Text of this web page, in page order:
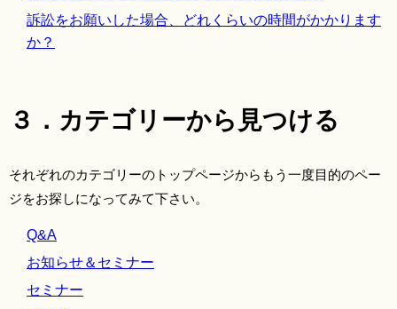
訴訟をお願いした場合、どれくらいの時間がかかります
か？
３．カテゴリーから見つける
それぞれのカテゴリーのトップページからもう一度目的のペー
ジをお探しになってみて下さい。
Q&A
お知らせ＆セミナー
セミナー